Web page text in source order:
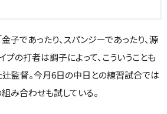
子であったり、スパンジーであったり、源
プの打者は調子によって、こういうことも
辻監督。今月6日の中日との練習試合では
組み合わせも試している。